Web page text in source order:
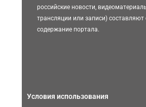
российские новости,
трансляции или записи) составляют
содержание портала.
Условия использования